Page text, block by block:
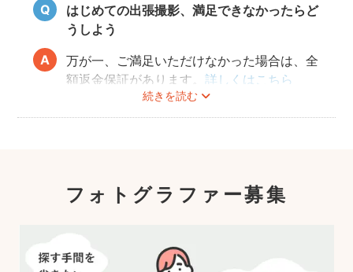
はじめての出張撮影、満足できなかったらど
うしよう
続きを読む
万が一、ご満足いただけなかった場合は、全
額返金保証があります。詳しくはこちら
フォトグラファー募集